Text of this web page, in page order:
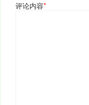
评论内容*